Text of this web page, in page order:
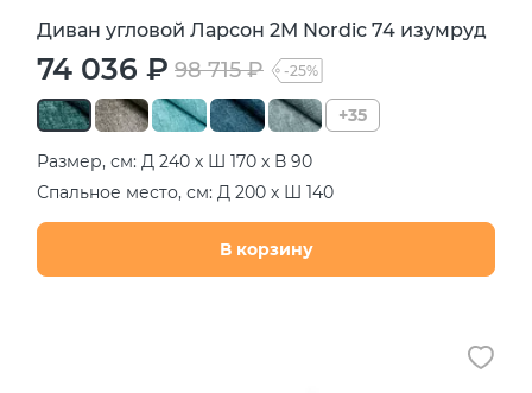
Диван угловой Ларсон 2М Nordic 74 изумруд
74 036 ₽ 98 715 ₽ -25%
+35
Размер, см: Д 240 х Ш 170 х В 90
Спальное место, см: Д 200 х Ш 140
В корзину